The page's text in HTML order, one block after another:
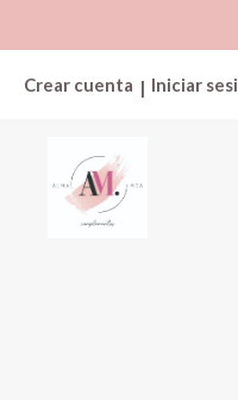
Crear cuenta | Iniciar